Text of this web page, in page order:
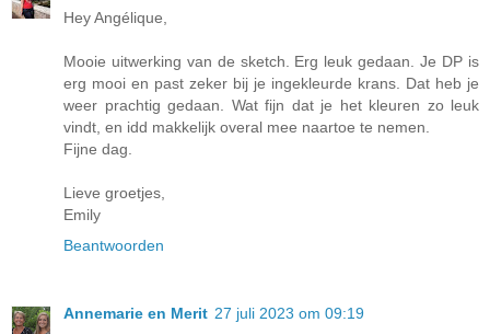
Hey Angélique,
Mooie uitwerking van de sketch. Erg leuk gedaan. Je DP is
erg mooi en past zeker bij je ingekleurde krans. Dat heb je
weer prachtig gedaan. Wat fijn dat je het kleuren zo leuk
vindt, en idd makkelijk overal mee naartoe te nemen.
Fijne dag.
Lieve groetjes,
Emily
Beantwoorden
Annemarie en Merit 27 juli 2023 om 09:19